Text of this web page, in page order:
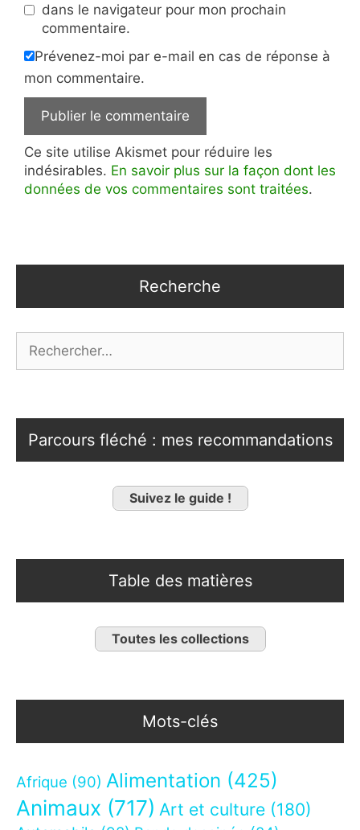
dans le navigateur pour mon prochain
commentaire.
Prévenez-moi par e-mail en cas de réponse à
mon commentaire.
Ce site utilise Akismet pour réduire les
indésirables. En savoir plus sur la façon dont les
données de vos commentaires sont traitées.
Recherche
Parcours fléché : mes recommandations
Suivez le guide !
Table des matières
Toutes les collections
Mots-clés
Afrique (90) Alimentation (425)
Animaux (717) Art et culture (180)